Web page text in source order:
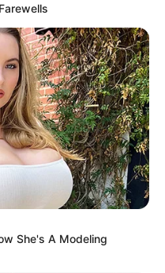
She's A Modeling